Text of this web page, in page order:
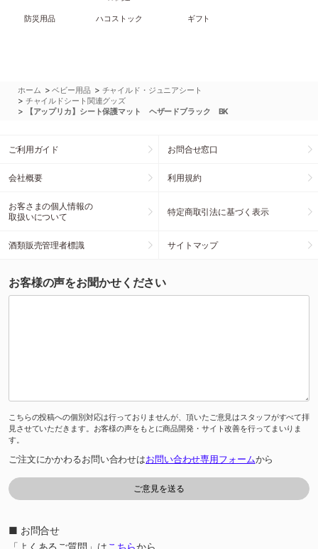
防災用品 ハコストック ギフト
ホーム >ベビー用品 > チャイルド・ジュニアシート
> チャイルドシート関連グッズ
> 【アップリカ】シート保護マット ヘザードブラック BK
ご利用ガイド お問合せ窓口
会社概要 利用規約
お客さまの個人情報の
取扱いについて
特定商取引法に基づく表示
酒類販売管理者標識 サイトマップ
お客様の声をお聞かせください
こちらの投稿への個別対応は行っておりませんが、頂いたご意見はスタッフがすべて拝
見させていただきます。お客様の声をもとに商品開発・サイト改善を行ってまいりま
す。
ご注文にかかわるお問い合わせはお問い合わせ専用フォームから
■ お問合せ
「よくあるご質問」は こちらから